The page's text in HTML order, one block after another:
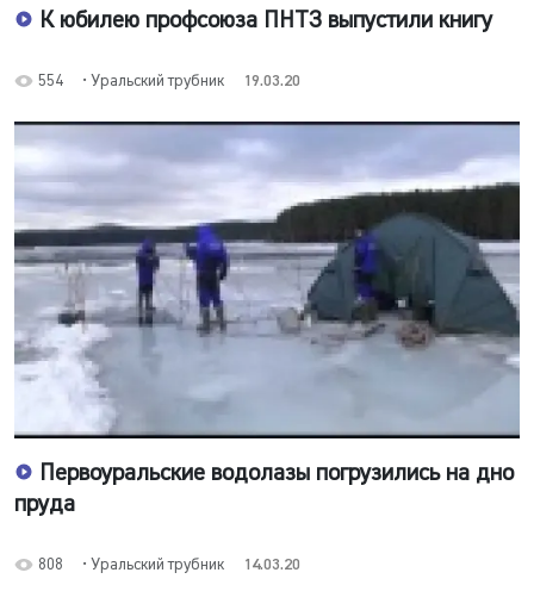
К юбилею профсоюза ПНТЗ выпустили книгу
554 • Уральский трубник 19.03.20
Первоуральские водолазы погрузились на дно
пруда
808 • Уральский трубник 14.03.20